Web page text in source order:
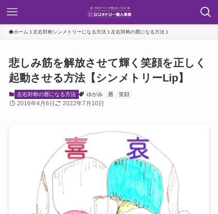
ホーム 左右対称シンメトリーになる方法 左右対称の唇になる方法
悲しみ筋を解放させて輝く笑顔を正しく
起動させる方法【シンメトリーLip】
左右対称の唇になる方法 ゆがみ 唇 笑顔
2016年4月6日 2022年7月10日